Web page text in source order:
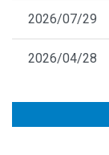
2026/07/29
2026/04/28